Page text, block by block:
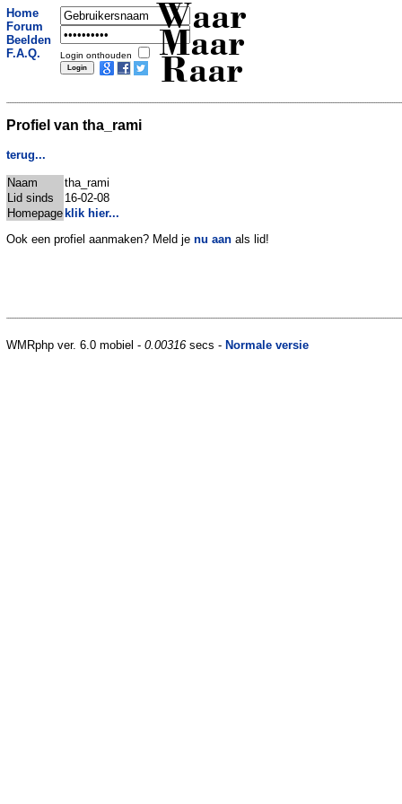
Home
Forum
Beelden
F.A.Q.
Login onthouden
Waar
Maar
Raar
Profiel van tha_rami
terug...
Naam
tha_rami
Lid sinds
16-02-08
Homepageklik hier...
Ook een profiel aanmaken? Meld je nu aan als lid!
WMRphp ver. 6.0 mobiel - 0.00316 secs - Normale versie